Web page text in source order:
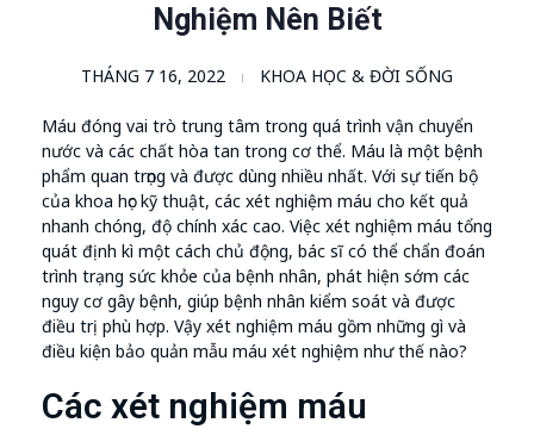
Nghiệm Nên Biết
THÁNG 7 16, 2022 KHOA HỌC & ĐỜI SỐNG
Máu đóng vai trò trung tâm trong quá trình vận chuyển
nước và các chất hòa tan trong cơ thể. Máu là một bệnh
phẩm quan trọng và được dùng nhiều nhất. Với sự tiến bộ
của khoa học kỹ thuật, các xét nghiệm máu cho kết quả
nhanh chóng, độ chính xác cao. Việc xét nghiệm máu tổng
quát định kì một cách chủ động, bác sĩ có thể chẩn đoán
trình trạng sức khỏe của bệnh nhân, phát hiện sớm các
nguy cơ gây bệnh, giúp bệnh nhân kiểm soát và được
điều trị phù hợp. Vậy xét nghiệm máu gồm những gì và
điều kiện bảo quản mẫu máu xét nghiệm như thế nào?
Các xét nghiệm máu